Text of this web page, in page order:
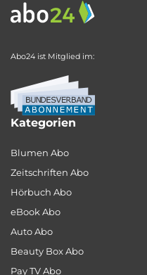
Abo24 ist Mitglied im:
Kategorien
Blumen Abo
Zeitschriften Abo
Hörbuch Abo
eBook Abo
Auto Abo
Beauty Box Abo
Pay TV Abo